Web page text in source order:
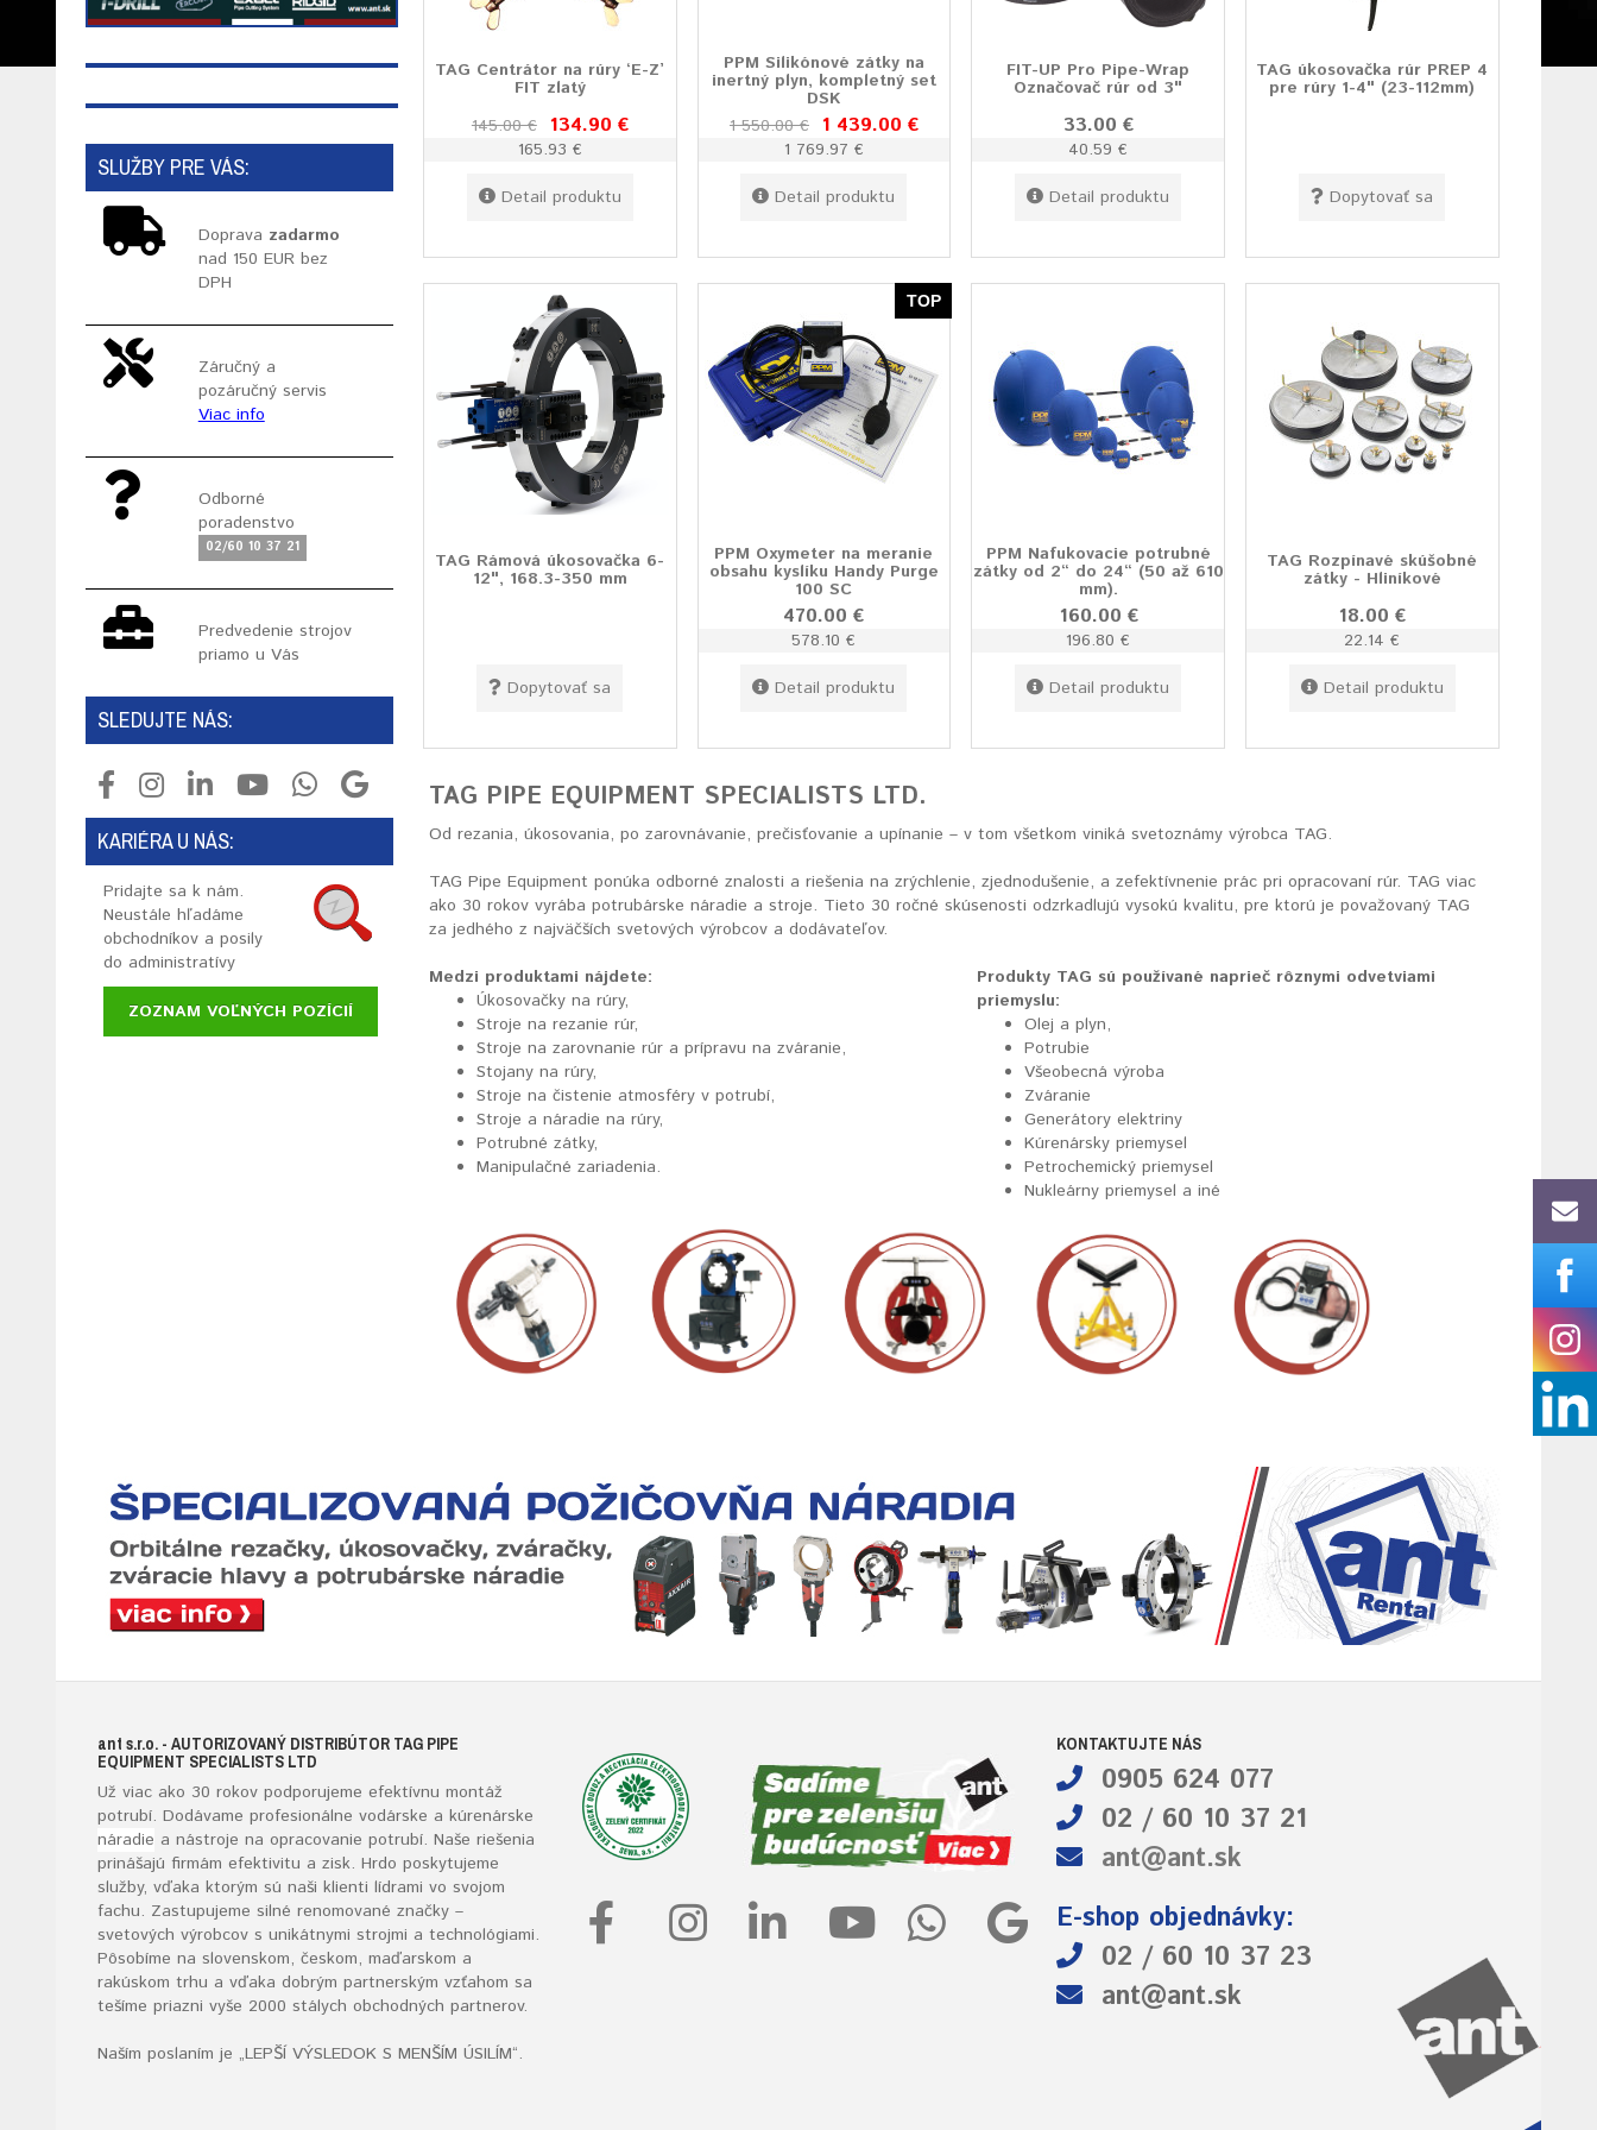
SLUŽBY PRE VÁS:
Doprava zadarmo
nad 150 EUR bez
DPH
Záručný a
pozáručný servis
Viac info
Odborné
poradenstvo
02/60 10 37 21
Predvedenie strojov
priamo u Vás
SLEDUJTE NÁS:
KARIÉRA U NÁS:
Pridajte sa k nám.
Neustále hľadáme
obchodníkov a posily
do administratívy
ZOZNAM VOĽNÝCH POZÍCIÍ
TAG Centrátor na rúry ‘E-Z’
FIT zlatý
145.00 € 134.90 €
165.93 €
Detail produktu
PPM Silikónové zátky na
inertný plyn, kompletný set
DSK
1 550.00 € 1 439.00 €
1 769.97 €
Detail produktu
FIT-UP Pro Pipe-Wrap
Označovač rúr od 3"
33.00 €
40.59 €
Detail produktu
TAG úkosovačka rúr PREP 4
pre rúry 1-4" (23-112mm)
Dopytovať sa
TAG Rámová úkosovačka 6-
12", 168.3-350 mm
Dopytovať sa
TOP
PPM Oxymeter na meranie
obsahu kyslíku Handy Purge
100 SC
470.00 €
578.10 €
Detail produktu
PPM Nafukovacie potrubné
zátky od 2“ do 24“ (50 až 610
mm).
160.00 €
196.80 €
Detail produktu
TAG Rozpínavé skúšobné
zátky - Hliníkové
18.00 €
22.14 €
Detail produktu
TAG PIPE EQUIPMENT SPECIALISTS LTD.
Od rezania, úkosovania, po zarovnávanie, prečisťovanie a upínanie – v tom všetkom viniká svetoznámy výrobca TAG.
TAG Pipe Equipment ponúka odborné znalosti a riešenia na zrýchlenie, zjednodušenie, a zefektívnenie prác pri opracovaní rúr. TAG viac
ako 30 rokov vyrába potrubárske náradie a stroje. Tieto 30 ročné skúsenosti odzrkadlujú vysokú kvalitu, pre ktorú je považovaný TAG
za jedhého z najväčších svetových výrobcov a dodávateľov.
Medzi produktami nájdete:
Úkosovačky na rúry,
Stroje na rezanie rúr,
Stroje na zarovnanie rúr a prípravu na zváranie,
Stojany na rúry,
Stroje na čistenie atmosféry v potrubí,
Stroje a náradie na rúry,
Potrubné zátky,
Manipulačné zariadenia.
Produkty TAG sú používané naprieč rôznymi odvetviami
priemyslu:
Olej a plyn,
Potrubie
Všeobecná výroba
Zváranie
Generátory elektriny
Kúrenársky priemysel
Petrochemický priemysel
Nukleárny priemysel a iné
ant s.r.o. - AUTORIZOVANÝ DISTRIBÚTOR TAG PIPE
EQUIPMENT SPECIALISTS LTD
Už viac ako 30 rokov podporujeme efektívnu montáž
potrubí. Dodávame profesionálne vodárske a kúrenárske
náradie a nástroje na opracovanie potrubí. Naše riešenia
prinášajú firmám efektivitu a zisk. Hrdo poskytujeme
služby, vďaka ktorým sú naši klienti lídrami vo svojom
fachu. Zastupujeme silné renomované značky –
svetových výrobcov s unikátnymi strojmi a technológiami.
Pôsobíme na slovenskom, českom, maďarskom a
rakúskom trhu a vďaka dobrým partnerským vzťahom sa
tešíme priazni vyše 2000 stálych obchodných partnerov.
Naším poslaním je „LEPŠÍ VÝSLEDOK S MENŠÍM ÚSILÍM“.
KONTAKTUJTE NÁS
0905 624 077
02 / 60 10 37 21
ant@ant.sk
E-shop objednávky:
02 / 60 10 37 23
ant@ant.sk